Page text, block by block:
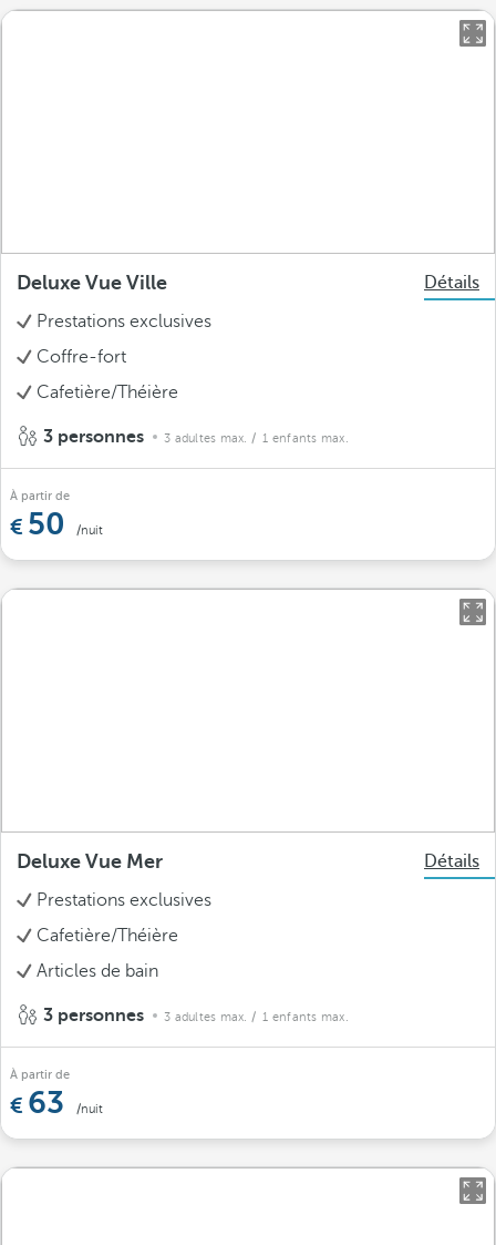
Deluxe Vue Ville
Détails
Prestations exclusives
Coffre-fort
Cafetière/Théière
3 personnes 3 adultes max. / 1 enfants max.
À partir de
50 /nuit
Deluxe Vue Mer
Détails
Prestations exclusives
Cafetière/Théière
Articles de bain
3 personnes 3 adultes max. / 1 enfants max.
À partir de
63 /nuit